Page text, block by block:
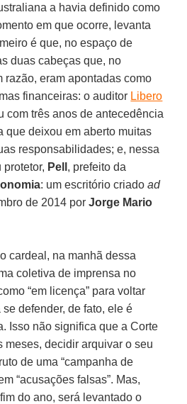
a havia definido como
em que ocorre, levanta
é que, no espaço de
duas cabeças que, no
razão, eram apontadas como
financeiras: o auditor Libero
com três anos de antecedência
que deixou em aberto muitas
responsabilidades; e, nessa
protetor, Pell , prefeito da
: um escritório criadoad
de 2014 porJorge Mario
cardeal, na manhã dessa
coletiva de imprensa no
“em licença” para voltar
se defender, de fato, ele é
Isso não significa que a Corte
meses, decidir arquivar o seu
de uma “campanha de
“acusações falsas”. Mas,
do ano, será levantado o